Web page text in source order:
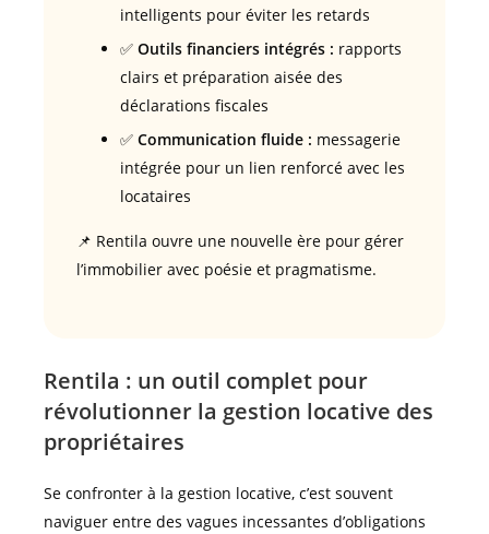
intelligents pour éviter les retards
✅ Outils financiers intégrés : rapports
clairs et préparation aisée des
déclarations fiscales
✅ Communication fluide : messagerie
intégrée pour un lien renforcé avec les
locataires
📌 Rentila ouvre une nouvelle ère pour gérer
l’immobilier avec poésie et pragmatisme.
Rentila : un outil complet pour
révolutionner la gestion locative des
propriétaires
Se confronter à la gestion locative, c’est souvent
naviguer entre des vagues incessantes d’obligations